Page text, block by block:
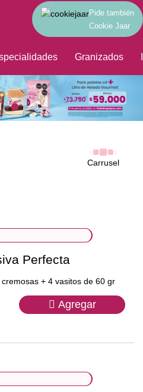
Pide también
Cookie Jaar
Granizados
Carrusel
Perfecta
+ 4 vasitos de 60 gr
Agregar